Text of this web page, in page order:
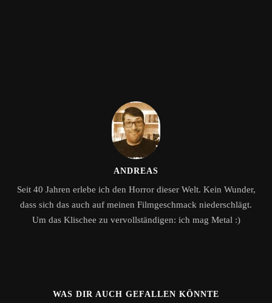
ANDREAS
Seit 40 Jahren erlebe ich den Horror dieser Welt. Kein Wunder,
dass sich das auch auf meinen Filmgeschmack niederschlägt.
Um das Klischee zu vervollständigen: ich mag Metal :)
WAS DIR AUCH GEFALLEN KÖNNTE